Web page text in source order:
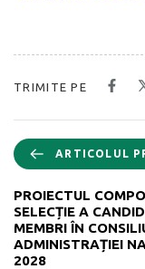
TRIMITE PE
ARTICOLUL
PROIECTUL
SELECȚIE A
MEMBRI ÎN
ADMINISTRAȚIEI
2028